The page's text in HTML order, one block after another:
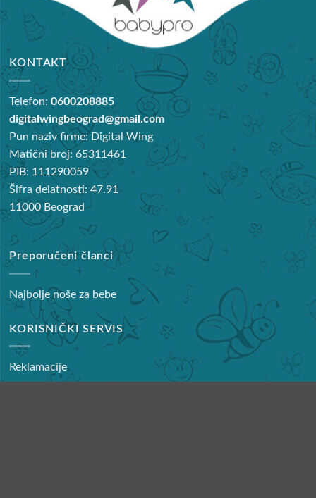
KONTAKT
Telefon:0600208885
digitalwingbeograd@gmail.com
Pun naziv firme: Digital Wing
Matični broj: 65311461
PIB: 111290059
Šifra delatnosti: 47.91
11000 Beograd
Preporučeni članci
Najbolje noše za bebe
KORISNIČKI SERVIS
Reklamacije